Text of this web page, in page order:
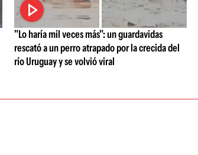
"Lo haría mil veces más": un guardavidas
rescató a un perro atrapado por la crecida del
río Uruguay y se volvió viral